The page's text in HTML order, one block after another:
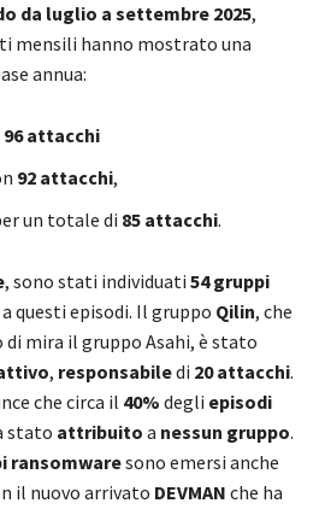
da luglio a settembre 2025,
mensili hanno mostrato una
annua:
96 attacchi
92 attacchi,
un totale di 85 attacchi.
, sono stati individuati 54 gruppi
questi episodi. Il gruppo Qilin, che
mira il gruppo Asahi, è stato
, responsabiledi 20 attacchi.
che circa il 40% degli episodi
stato attribuito a nessun gruppo.
ransomwaresono emersi anche
il nuovo arrivato DEVMAN che ha